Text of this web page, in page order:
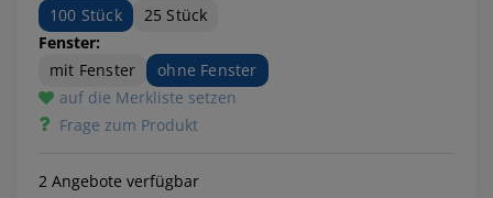
100 Stück
25 Stück
Fenster:
mit Fenster
ohne Fenster
auf die Merkliste setzen
Frage zum Produkt
2 Angebote verfügbar